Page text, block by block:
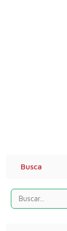
Busca